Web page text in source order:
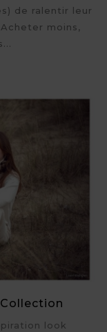
de ralentir leur
moins,
look